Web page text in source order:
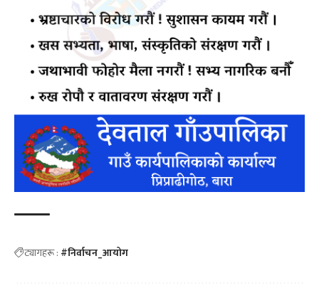
ट्यागहरू : #निर्वाचन_आयोग